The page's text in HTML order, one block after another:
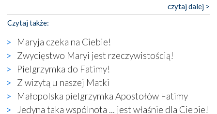
katolickiego kultu. Tylko co wspólnego z żywą,
autentyczną wiarą mogą mieć płaskie, szare bunkry albo
kaplice, w których Tabernakulum przypomina bardziej
skrzynkę na narzędzia? Albo co powiedzieć o ustawionym
tuż przy nowej bazylice wielkim krzyżu, na którym
zamiast Chrystusa umieszczono dziwaczną postać jakby
wyjętą ze starożytnych hieroglifów? W kulturowym
kontekście naszych czasów to raczej karykatura niż godny
wizerunek Zbawiciela…
Zatem nawet w bezpośrednim otoczeniu sanktuarium
czytaj dalej >
Czytaj także:
Maryja czeka na Ciebie!
Zwycięstwo Maryi jest rzeczywistością!
Pielgrzymka do Fatimy!
Z wizytą u naszej Matki
Małopolska pielgrzymka Apostołów Fatimy
Jedyna taka wspólnota ... jest właśnie dla Ciebie!